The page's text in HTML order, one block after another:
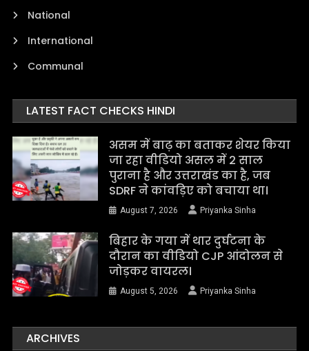
National
International
Communal
LATEST FACT CHECKS HINDI
असम में बाढ़ का बताकर शेयर किया
जा रहा वीडियो असल में 2 साल
पुराना है और उत्तराखंड का है, जब
SDRF ने कांवड़िए को बचाया था।
August 7, 2026 Priyanka Sinha
बिहार के गया में थार दुर्घटना के
दौरान का वीडियो CJP आंदोलन से
जोड़कर वायरल।
August 5, 2026 Priyanka Sinha
ARCHIVES